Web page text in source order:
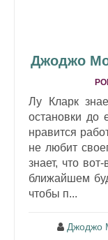
Джоджо
Лу Кларк
остановки до
нравится
не любит
знает, что
ближайшем
чтобы п...
Джоджо